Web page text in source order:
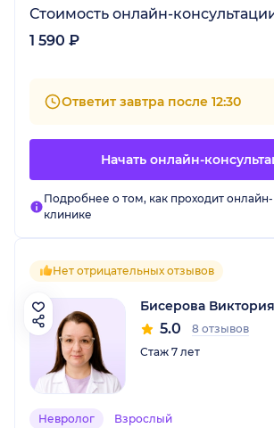
Стоимость онлайн-
1 590 ₽
Ответит завтра после 12:30
Начать онлайн-
Подробнее о том, как проходит онлайн-
клинике
Нет отрицательных отзывов
Бисерова
5.0
8 отзывов
Стаж 7 лет
Невролог Взрослый